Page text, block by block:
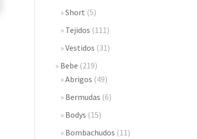
Short (5)
Tejidos (111)
Vestidos (31)
Bebe (219)
Abrigos (49)
Bermudas (6)
Bodys (15)
Bombachudos (11)